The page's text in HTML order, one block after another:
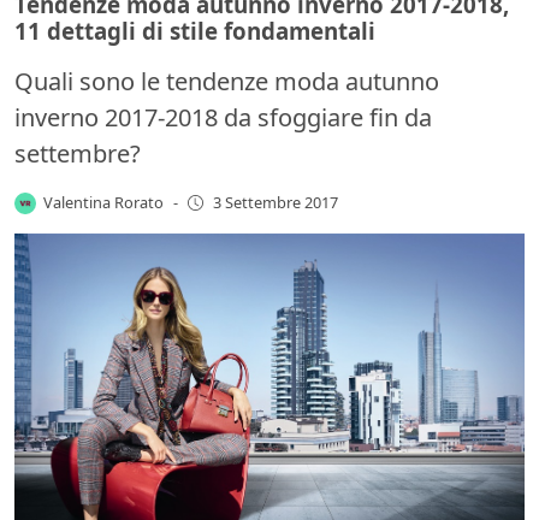
11 dettagli di stile fondamentali
Quali sono le tendenze moda autunno
inverno 2017-2018 da sfoggiare fin da
settembre?
Valentina Rorato - 3 Settembre 2017